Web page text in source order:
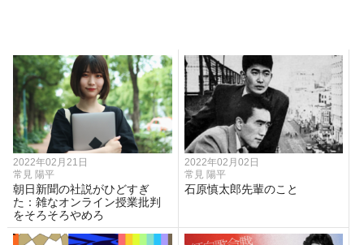
2022年02月21日
常見 陽平
朝日新聞の社説がひどすぎ
た：雑なオンライン授業批判
をそろそろやめろ
2022年02月02日
常見 陽平
石原慎太郎先輩のこと